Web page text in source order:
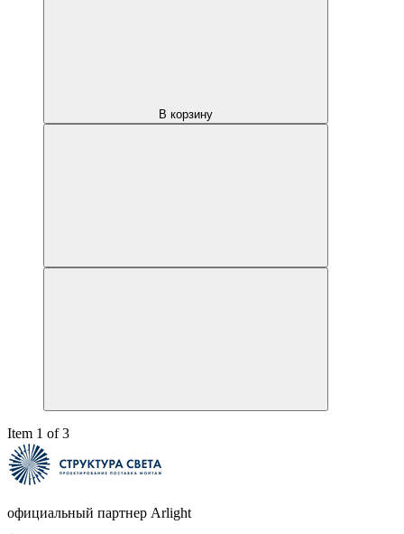
В корзину
Item 1 of 3
официальный партнер Arlight